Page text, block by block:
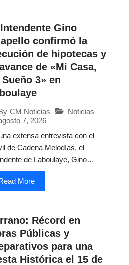
Gino
confirmó la
de hipotecas y
de «Mi Casa,
Sueño 3» en
CM Noticias
Noticias
7, 2026
extensa entrevista con el
de Cadena Melodías, el
de Laboulaye, Gino…
More
Récord en
Públicas y
para una
Histórica el 15 de